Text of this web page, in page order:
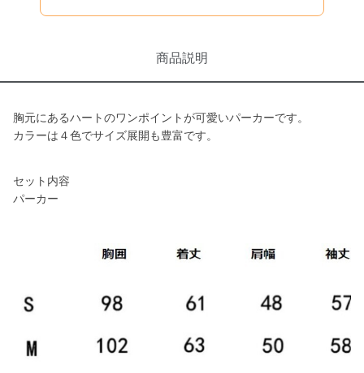
商品説明
胸元にあるハートのワンポイントが可愛いパーカーです。
カラーは４色でサイズ展開も豊富です。
セット内容
パーカー